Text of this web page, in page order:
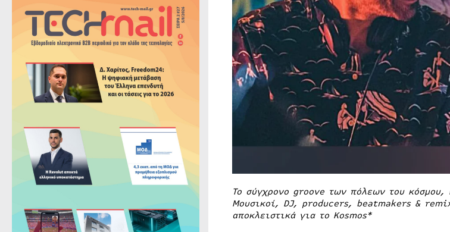
Το σύγχρονο groove των πόλεων του κόσμου,
Μουσικοί, DJ, producers, beatmakers &
αποκλειστικά για το Kosmos*